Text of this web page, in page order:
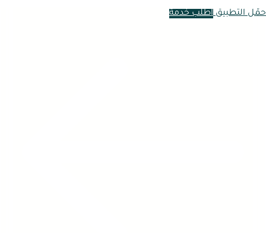
حمّل التطبيقاطلب خدمة